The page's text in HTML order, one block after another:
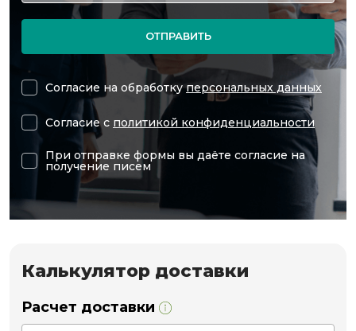
ОТПРАВИТЬ
Согласие на обработкуперсональных данных
Согласие с политикой конфиденциальности
При отправке формы вы даёте согласие на
получение писем
Калькулятор доставки
Расчет доставки